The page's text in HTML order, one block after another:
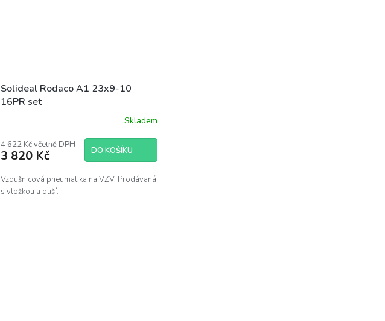
Solideal Rodaco A1 23x9-10
16PR set
Skladem
4 622 Kč včetně DPH
3 820 Kč DO KOŠÍKU
Vzdušnicová pneumatika na VZV. Prodávaná
s vložkou a duší.